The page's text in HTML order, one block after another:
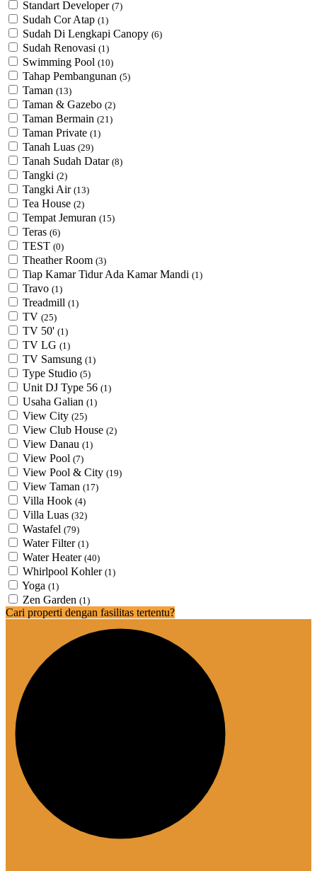
Standart Developer (7)
Sudah Cor Atap (1)
Sudah Di Lengkapi Canopy (6)
Sudah Renovasi (1)
Swimming Pool (10)
Tahap Pembangunan (5)
Taman (13)
Taman & Gazebo (2)
Taman Bermain (21)
Taman Private (1)
Tanah Luas (29)
Tanah Sudah Datar (8)
Tangki (2)
Tangki Air (13)
Tea House (2)
Tempat Jemuran (15)
Teras (6)
TEST (0)
Theather Room (3)
Tiap Kamar Tidur Ada Kamar Mandi (1)
Travo (1)
Treadmill (1)
TV (25)
TV 50' (1)
TV LG (1)
TV Samsung (1)
Type Studio (5)
Unit DJ Type 56 (1)
Usaha Galian (1)
View City (25)
View Club House (2)
View Danau (1)
View Pool (7)
View Pool & City (19)
View Taman (17)
Villa Hook (4)
Villa Luas (32)
Wastafel (79)
Water Filter (1)
Water Heater (40)
Whirlpool Kohler (1)
Yoga (1)
Zen Garden (1)
Cari properti dengan fasilitas tertentu?